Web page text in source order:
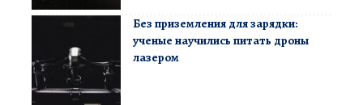
Без приземления для зарядки:
ученые научились питать дроны
лазером